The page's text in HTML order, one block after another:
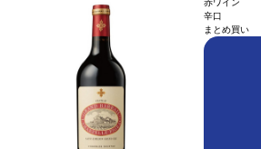
赤ワイン
辛口
まとめ買い